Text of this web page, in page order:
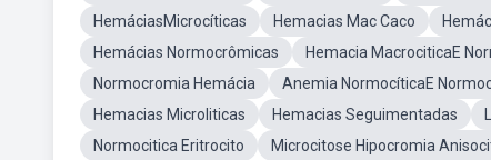
HemáciasMicrocíticas
Hemacias Mac Caco
Hemácias Normocrômicas
Hemacia MacrociticaE
Normocromia Hemácia
Anemia NormocíticaE
Hemacias Microliticas
Hemacias Seguimentadas
Normocitica Eritrocito
Microcitose Hipocromia